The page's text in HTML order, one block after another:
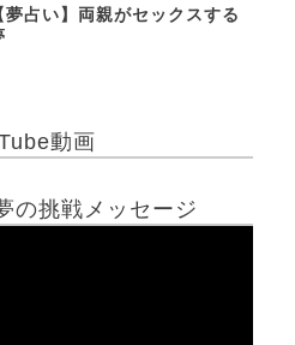
夢占い】両親がセックスする
動画
の挑戦メッセージ